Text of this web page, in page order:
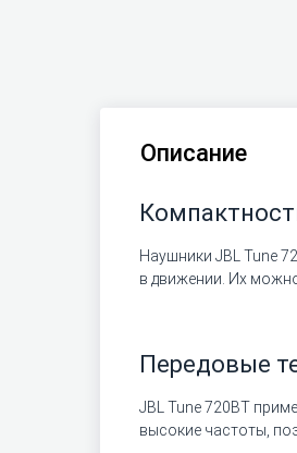
Описание
Наушники JBL Tune
в движении. Их
Передовые
JBL Tune 720BT
высокие частоты,